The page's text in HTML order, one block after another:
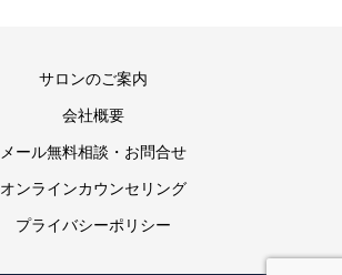
サロンのご案内
会社概要
メール無料相談・お問合せ
オンラインカウンセリング
プライバシーポリシー